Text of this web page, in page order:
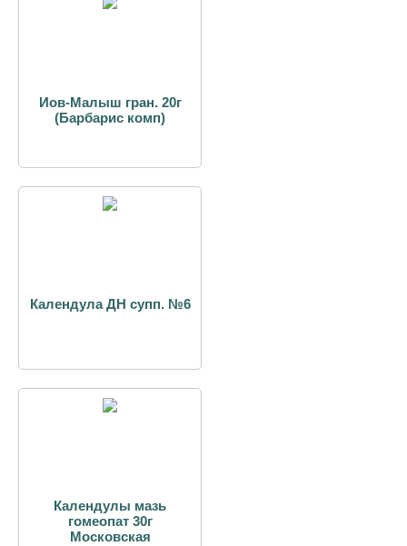
Иов-Малыш гран. 20г
(Барбарис комп)
Календула ДН супп. №6
Календулы мазь
гомеопат 30г
Московская